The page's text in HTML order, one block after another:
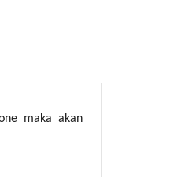
maka akan